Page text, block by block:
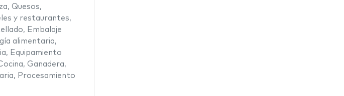
, Quesos,
y restaurantes,
, Embalaje
alimentaria,
, Equipamiento
, Ganadera,
, Procesamiento